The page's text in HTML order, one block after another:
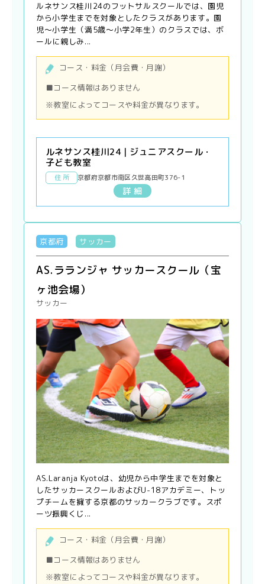
ルネサンス桂川24のフットサルスクールでは、園児
から小学生までを対象としたクラスがあります。園
児～小学生（満5歳～小学2年生）のクラスでは、ボ
ールに親しみ...
コース・料金（月会費・月謝）
■コース情報はありません
※教室によってコースや料金が異なります。
ルネサンス桂川24｜ジュニアスクール・
子ども教室
住 所 京都府京都市南区久世高田町376-1
詳 細
京都府 サッカー
AS.ラランジャ サッカースクール（宝
ヶ池会場）
サッカー
AS.Laranja Kyotoは、幼児から中学生までを対象と
したサッカースクールおよびU-18アカデミー、トッ
プチームを擁する京都のサッカークラブです。スポ
ーツ振興くじ...
コース・料金（月会費・月謝）
■コース情報はありません
※教室によってコースや料金が異なります。